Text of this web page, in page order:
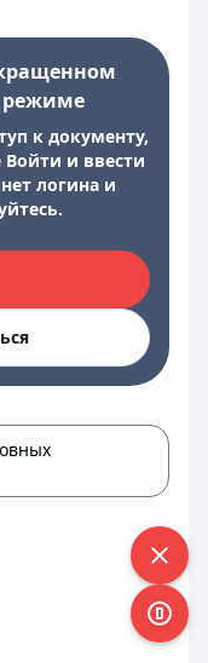
к документу,
и ввести
логина и